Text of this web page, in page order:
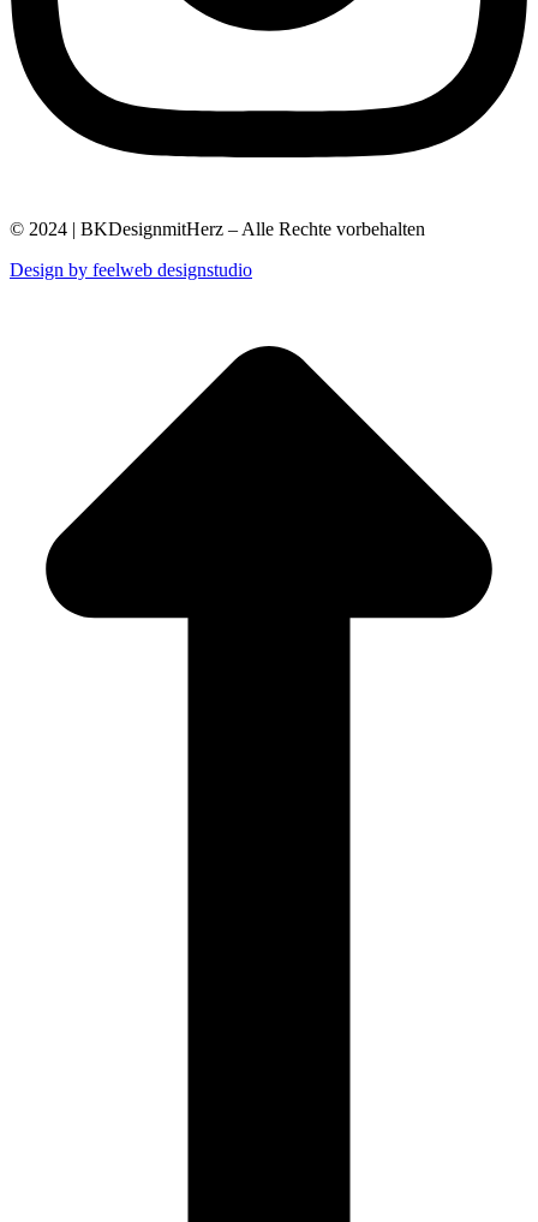
© 2024 | BKDesignmitHerz – Alle Rechte vorbehalten
Design by feelweb designstudio